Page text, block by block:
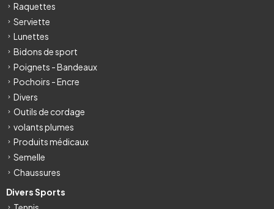
Raquettes
Serviette
Lunettes
Bidons de sport
Poignets - Bandeaux
Pochoirs - Encre
Divers
Outils de cordage
volants plumes
Produits médicaux
Semelle
Chaussures
Divers Sports